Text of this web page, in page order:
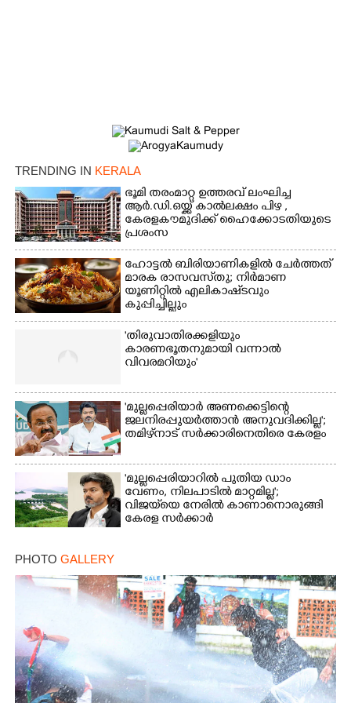
TRENDING IN KERALA
ഭൂമി തരംമാറ്റ ഉത്തരവ് ലംഘിച്ച
ആർ.ഡി.ഒയ്ക്ക് കാൽലക്ഷം പിഴ ,​
കേരളകൗമുദിക്ക് ഹൈക്കോടതിയുടെ
പ്രശംസ
ഹോട്ടൽ ബിരിയാണികളിൽ ചേർത്തത്
മാരക രാസവസ്‌തു; നിർമാണ
യൂണിറ്റിൽ എലികാഷ്‌ടവും
കുപ്പിച്ചില്ലും
'തിരുവാതിരക്കളിയും
കാരണഭൂതനുമായി വന്നാൽ
വിവരമറിയും '
'മുല്ലപ്പെരിയാർ അണക്കെട്ടിന്റെ
ജലനിരപ്പുയർത്താൻ അനുവദിക്കില്ല';
തമിഴ്‌നാട് സർക്കാരിനെതിരെ കേരളം
'മുല്ലപ്പെരിയാറിൽ പുതിയ ഡാം
വേണം, നിലപാടിൽ മാറ്റമില്ല';
വിജയ്‌യെ നേരിൽ കാണാനൊരുങ്ങി
കേരള സർക്കാർ
PHOTO GALLERY